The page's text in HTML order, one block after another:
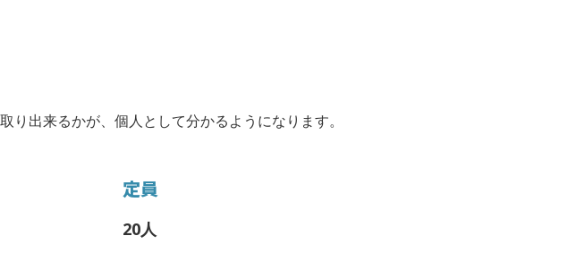
出来るかが、個人として分かるようになります。
定員
20人